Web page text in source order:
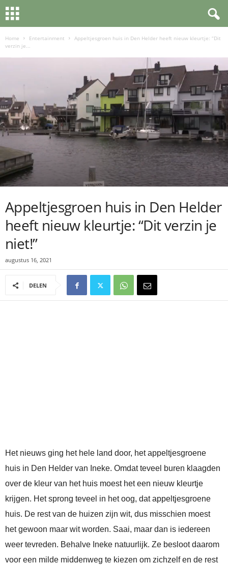
Home Entertainment
Appeltjesgroen huis in Den Helder heeft nieuw kleurtje: “Dit
verzin je...
Appeltjesgroen huis in Den Helder
heeft nieuw kleurtje: “Dit verzin je
niet!”
augustus 16, 2021
DELEN
Het nieuws ging het hele land door, het appeltjesgroene
huis in Den Helder van Ineke. Omdat teveel buren klaagden
over de kleur van het huis moest het een nieuw kleurtje
krijgen. Het sprong teveel in het oog, dat appeltjesgroene
huis. De rest van de huizen zijn wit, dus misschien moest
het gewoon maar wit worden. Saai, maar dan is iedereen
weer tevreden. Behalve Ineke natuurlijk. Ze besloot daarom
voor een milde middenweg te kiezen om zichzelf en de rest